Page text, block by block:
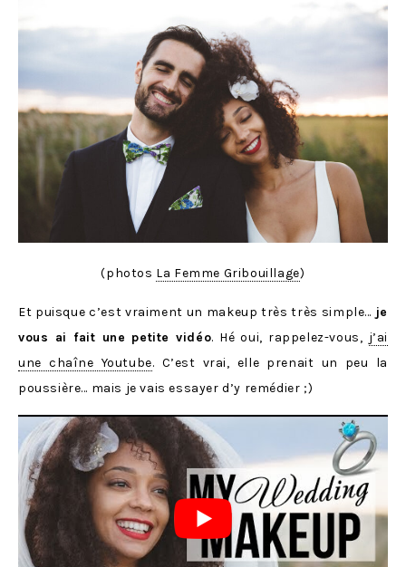
(photos La Femme Gribouillage)
Et puisque c’est vraiment un makeup très très simple… je
vous ai fait une petite vidéo. Hé oui, rappelez-vous, j’ai
une chaîne Youtube. C’est vrai, elle prenait un peu la
poussière… mais je vais essayer d’y remédier ;)